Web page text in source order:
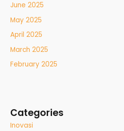
June 2025
May 2025
April 2025
March 2025
February 2025
Categories
Inovasi